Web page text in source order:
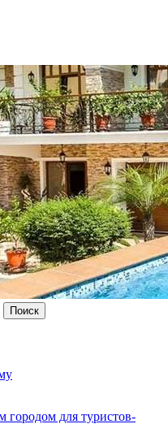
городом для туристов-